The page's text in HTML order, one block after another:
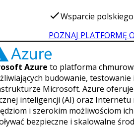
Wsparcie
POZNAJ PLATFORMĘ
Azure to platforma
budowanie, testowanie
Microsoft. Azure oferuje
inteligencji (AI) oraz Internetu
i szerokim możliwościom
bezpieczne i skalowalne